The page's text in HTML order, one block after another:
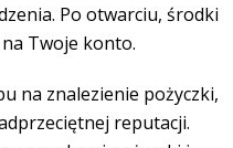
Po otwarciu, środki
Twoje konto.
na znalezienie pożyczki,
reputacji.